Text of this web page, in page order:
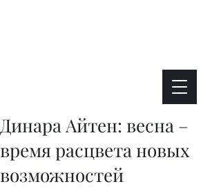
Динара Айтен: весна –
время расцвета новых
возможностей